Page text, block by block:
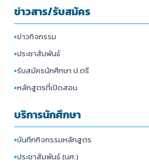
ข่าวสาร/รับสมัคร
▪ข่าวกิจกรรม
▪ประชาสัมพันธ์
▪รับสมัครนักศึกษา ป.ตรี
▪หลักสูตรที่เปิดสอน
บริการนักศึกษา
▪บันทึกกิจกรรมหลักสูตร
▪ประชาสัมพันธ์ (นศ.)